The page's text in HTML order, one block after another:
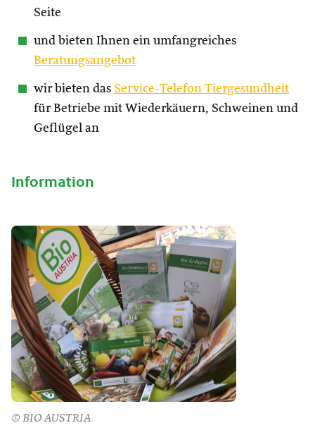
Seite
und bieten Ihnen ein umfangreiches
Beratungsangebot
wir bieten das Service-Telefon Tiergesundheit
für Betriebe mit Wiederkäuern, Schweinen und
Geflügel an
Information
© BIO AUSTRIA